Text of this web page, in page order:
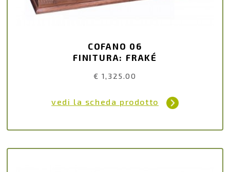
COFANO 06
FINITURA: FRAKÉ
€ 1,325.00
vedi la scheda prodotto